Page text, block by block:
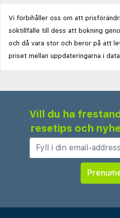
Vi förbihåller oss om att
söktillfälle till dess att bokning
och då vara stor och beror på att
priset mellan uppdateringarna i
Vill du ha
resetips och